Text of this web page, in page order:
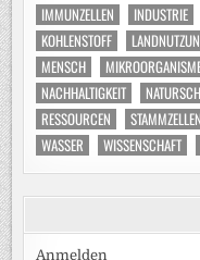
IMMUNZELLEN
INDUSTRIE
KOHLENSTOFF
MENSCH
NACHHALTIGKEIT
RESSOURCEN
STAMMZELLEN
WASSER
WISSENSCHAFT
Anmelden